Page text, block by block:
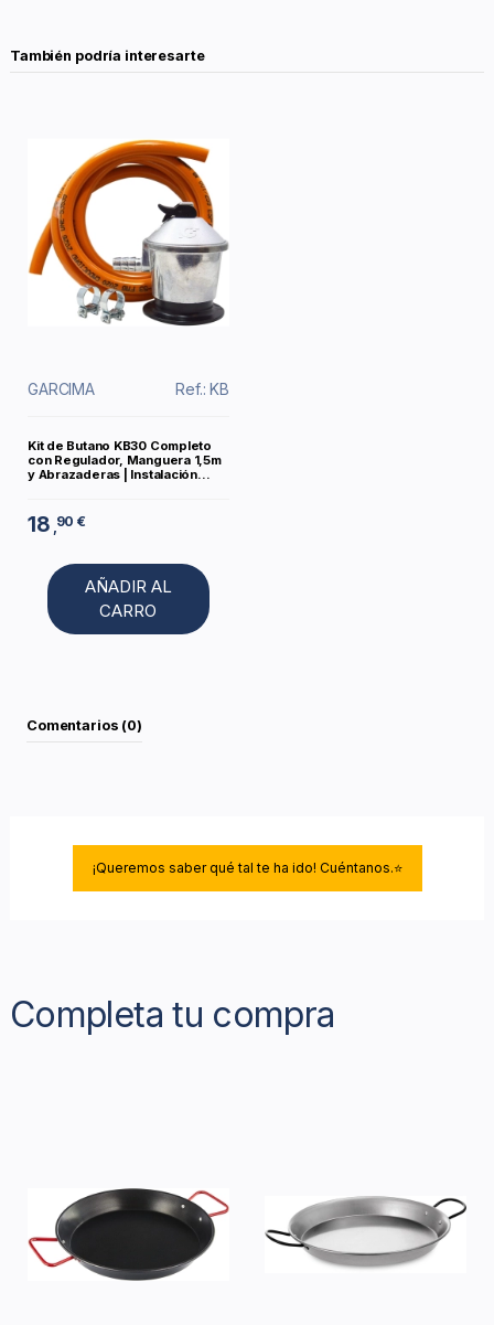
También podría interesarte
GARCIMA Ref.: KB
Kit de Butano KB30 Completo
con Regulador, Manguera 1,5m
y Abrazaderas | Instalación...
18 90 €
AÑADIR AL
CARRO
Comentarios (0)
¡Queremos saber qué tal te ha ido! Cuéntanos.⭐
Completa tu compra